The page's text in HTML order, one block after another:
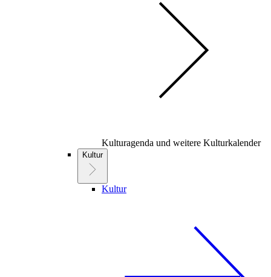
Kulturagenda und weitere Kulturkalender
Kultur
Kultur